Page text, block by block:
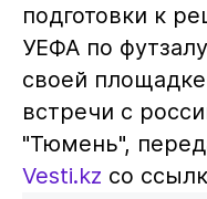
подготовки к
УЕФА по
своей
встречи с
"Тюмень",
Vesti.kz со